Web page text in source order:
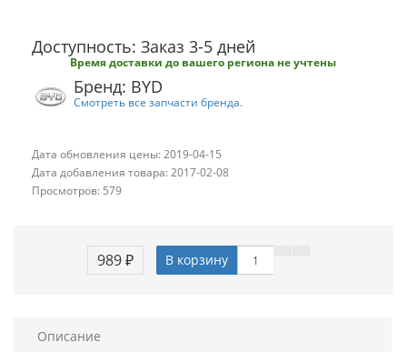
Доступность: Заказ 3-5 дней
Время доставки до вашего региона не учтены
Бренд: BYD
Смотреть все запчасти бренда.
Дата обновления цены: 2019-04-15
Дата добавления товара: 2017-02-08
Просмотров: 579
989 ₽ В корзину
Описание